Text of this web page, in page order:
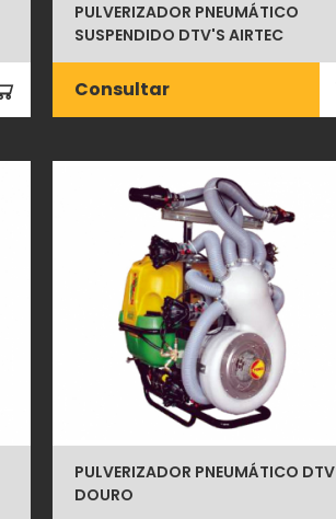
PULVERIZADOR PNEUMÁTICO
SUSPENDIDO DTV'S AIRTEC
Consultar
PULVERIZADOR PNEUMÁTICO DTV
DOURO